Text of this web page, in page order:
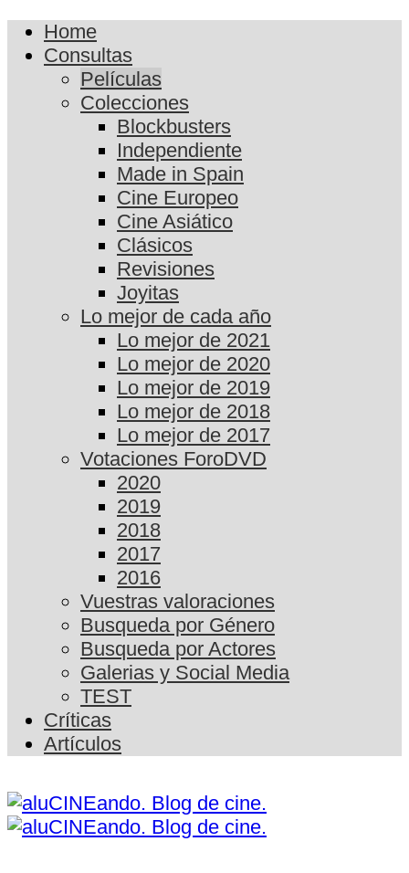
Home
Consultas
Películas
Colecciones
Blockbusters
Independiente
Made in Spain
Cine Europeo
Cine Asiático
Clásicos
Revisiones
Joyitas
Lo mejor de cada año
Lo mejor de 2021
Lo mejor de 2020
Lo mejor de 2019
Lo mejor de 2018
Lo mejor de 2017
Votaciones ForoDVD
2020
2019
2018
2017
2016
Vuestras valoraciones
Busqueda por Género
Busqueda por Actores
Galerias y Social Media
TEST
Críticas
Artículos